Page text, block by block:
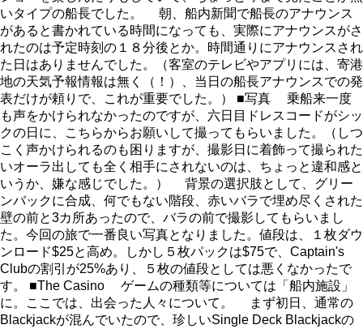
いタイプの船長でした。 朝、船内新聞で船長のアナウンス
があると書かれている時間になっても、実際にアナウンスがさ
れたのは予定時刻の１８分後とか。時間通りにアナウンスされ
た日はありませんでした。（客室のテレビやアプリには、寄港
地の天気予報情報は無く（！）、当日の船長アナウンスでの発
表だけが頼りで、これが重要でした。） ■写真 乗船来一度
も声をかけられなかったのですが、六日目ドレスコードがシッ
クの日に、こちらからお願いして撮ってもらいました。（しつ
こく声かけられるのも困りますが、撮影日に着飾って撮られた
いオーラ出しても全く相手にされないのは、ちょっと違和感と
いうか、嫌な感じでした。） 背景の選択肢として、グリー
ンバックに合成、何でもない階段、赤いバラで埋め尽くされた
壁の前と3カ所あったので、バラの前で撮影してもらいまし
た。今回の旅で一番良い写真となりました。値段は、１枚ダウ
ンロード$25と高め。しかし５枚パックは$75で、Captain's
Clubの割引が25%あり、５枚の値段としては悪くなかったで
す。 ■The Casino ゲームの種類等については「船内施設」
に。ここでは、出会った人々について。 まず初日、通常の
Blackjackが混んでいたので、珍しいSingle Deck Blackjackの